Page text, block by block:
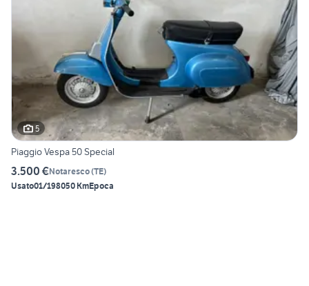
5
Piaggio Vespa 50 Special
3.500 €Notaresco(TE)
Usato01/198050 KmEpoca